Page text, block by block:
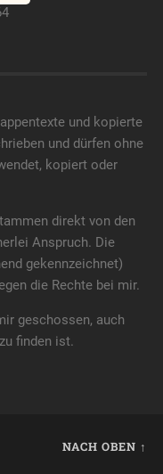
und kopierte
und dürfen ohne
kopiert oder
direkt von den
Anspruch. Die
gekennzeichnet)
die Rechte bei mir.
geschossen, auch
finden ist.
NACH OBEN ↑